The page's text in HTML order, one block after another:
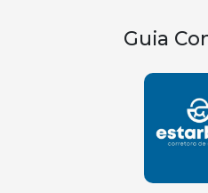
Guia